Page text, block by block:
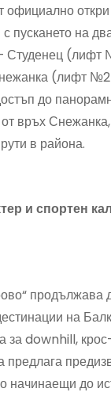
официално откри
с пускането на
Студенец (лифт
(лифт
до
от връх
в района.
и спортен
продължава
на
за downhill,
предлага
начинаещи до